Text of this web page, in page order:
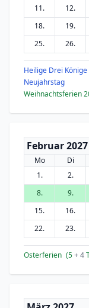
11.
12.
18.
19.
25.
26.
Heilige Drei Könige
Neujahrstag
Weihnachtsferien
Februar 2027
Mo Di
1.
2.
8.
9.
15.
16.
22.
23.
Osterferien (5+ 4